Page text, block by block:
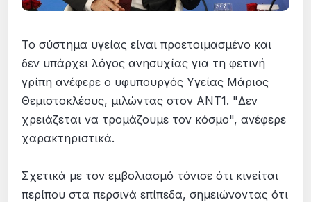
Το σύστημα υγείας είναι προετοιμασμένο και
δεν υπάρχει λόγος ανησυχίας για τη φετινή
γρίπη ανέφερε ο υφυπουργός Υγείας Μάριος
Θεμιστοκλέους, μιλώντας στον ΑΝΤ1. "Δεν
χρειάζεται να τρομάζουμε τον κόσμο", ανέφερε
χαρακτηριστικά.
Σχετικά με τον εμβολιασμό τόνισε ότι κινείται
περίπου στα περσινά επίπεδα, σημειώνοντας ότι